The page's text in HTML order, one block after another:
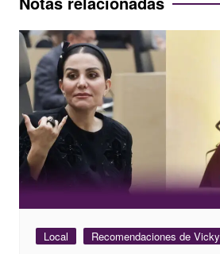
Local Recomendaciones de Vicky